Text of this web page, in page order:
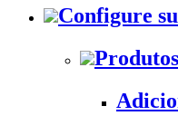
Configure
Produtos